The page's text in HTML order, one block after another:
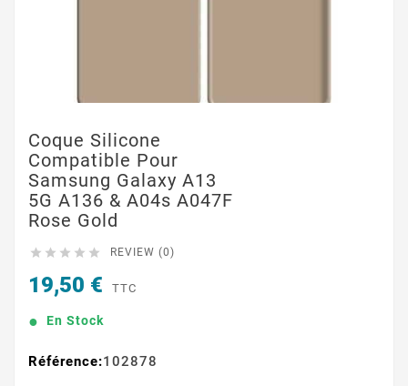
Coque Silicone
Compatible Pour
Samsung Galaxy A13
5G A136 & A04s A047F
Rose Gold
     REVIEW (0)
19,50 € TTC
En Stock
Référence:102878